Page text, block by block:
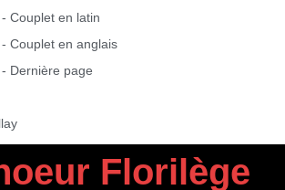
Couplet en latin
Couplet en anglais
Dernière page
Florilège